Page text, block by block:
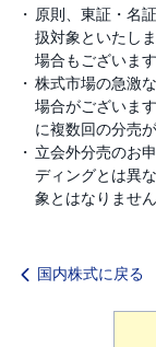
i
D
e
C
o
原則、東証・名
扱対象といたし
場合もございます
株式市場の急激
場合がございま
に複数回の分売
立会外分売のお
ディングとは異
象とはなりません
国内株式に戻る